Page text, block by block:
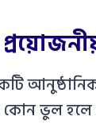
ভুল হলে